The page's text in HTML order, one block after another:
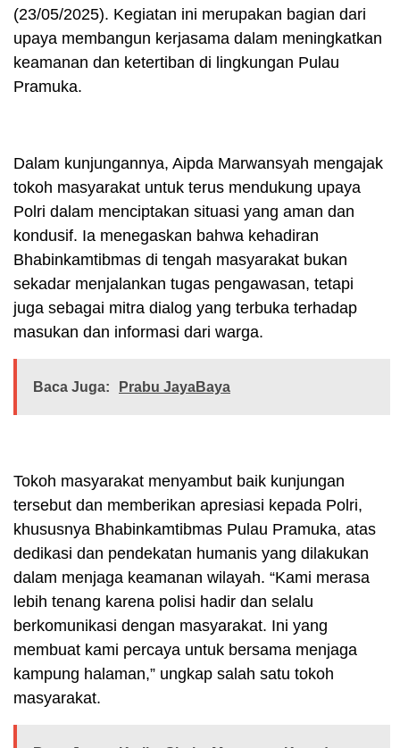
(23/05/2025). Kegiatan ini merupakan bagian dari
upaya membangun kerjasama dalam meningkatkan
keamanan dan ketertiban di lingkungan Pulau
Pramuka.
Dalam kunjungannya, Aipda Marwansyah mengajak
tokoh masyarakat untuk terus mendukung upaya
Polri dalam menciptakan situasi yang aman dan
kondusif. Ia menegaskan bahwa kehadiran
Bhabinkamtibmas di tengah masyarakat bukan
sekadar menjalankan tugas pengawasan, tetapi
juga sebagai mitra dialog yang terbuka terhadap
masukan dan informasi dari warga.
Baca Juga: Prabu JayaBaya
Tokoh masyarakat menyambut baik kunjungan
tersebut dan memberikan apresiasi kepada Polri,
khususnya Bhabinkamtibmas Pulau Pramuka, atas
dedikasi dan pendekatan humanis yang dilakukan
dalam menjaga keamanan wilayah. “Kami merasa
lebih tenang karena polisi hadir dan selalu
berkomunikasi dengan masyarakat. Ini yang
membuat kami percaya untuk bersama menjaga
kampung halaman,” ungkap salah satu tokoh
masyarakat.